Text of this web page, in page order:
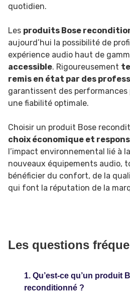
quotidien.
Les produits Bose
aujourd’hui la possibilité de
expérience audio haut de
accessible. Rigoureusement
remis en état par des
garantissent des
une fiabilité optimale.
Choisir un produit Bose
choix économique et
l’impact environnemental lié à
nouveaux équipements audio,
bénéficier du confort, de la
qui font la réputation de la
Les questions
1. Qu’est-ce qu’un produit
reconditionné ?